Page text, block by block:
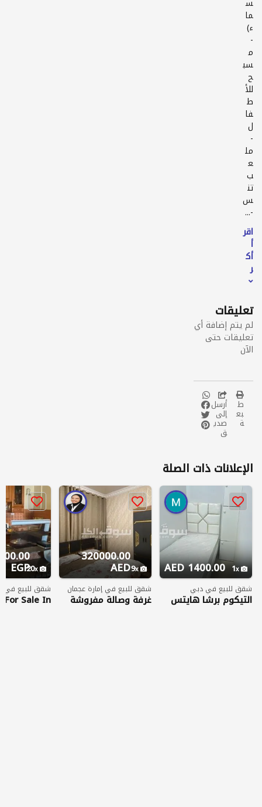
ما
-
م
سب
ح
للأ
ط
فا
-
مل
ع
ب
تن
-...
اقر
أ
أك
ثر
تعليقات
لم يتم إضافة أي
تعليقات حتى
الآن
ط
بع
ة
أرسل
إلى
صدي
ق
الإعلانات ذات الصلة
1400.00 AED 1
شقق للبيع في دبي
التيكوم برشا هايتس
محطه انترنت سيتي
320000.00
AED 9
شقق للبيع في إمارة عجمان
غرفة وصالة مفروشة
في تاور الجاردن سيتي
EGP 20
شقق للبيع في
For Sale In